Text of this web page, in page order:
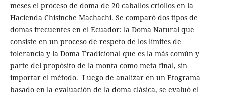
meses el proceso de doma de 20 caballos criollos en la
Hacienda Chisinche Machachi. Se comparó dos tipos de
domas frecuentes en el Ecuador: la Doma Natural que
consiste en un proceso de respeto de los límites de
tolerancia y la Doma Tradicional que es la más común y
parte del propósito de la monta como meta final, sin
importar el método. Luego de analizar en un Etograma
basado en la evaluación de la doma clásica, se evaluó el